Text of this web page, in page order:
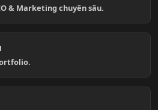
& Marketing chuyên sâu.